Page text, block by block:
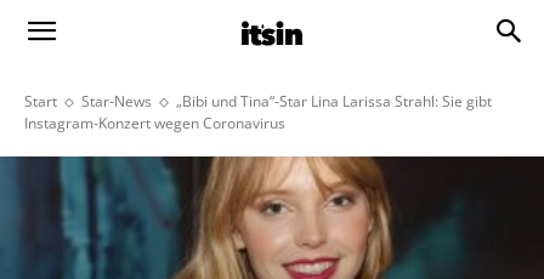
Start Star-News
„Bibi und Tina“-Star Lina Larissa Strahl: Sie gibt
Instagram-Konzert wegen Coronavirus